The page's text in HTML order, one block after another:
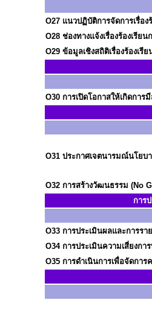
O27 แนวปฏิบัติการจัดการเรื่อ
O28 ช่องทางแจ้งเรื่องร้องเรีย
O29 ข้อมูลเชิงสถิติเรื่องร้องเ
O30 การเปิดโอกาสให้เกิดการ
O31 ประกาศเจตนารมณ์นโยบ
O32 การสร้างวัฒนธรรม (No
การ
O33 การประเมินผลและการร
O34 การประเมินความเสี่ยงก
O35 การดำเนินการเพื่อจัดการ